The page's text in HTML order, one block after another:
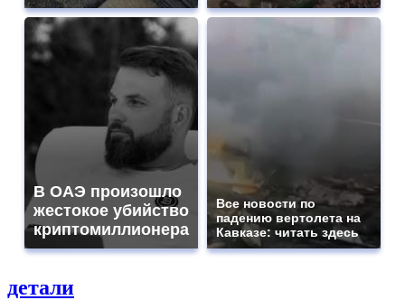
В ОАЭ произошло
жестокое убийство
криптомиллионера
Все новости по
падению вертолета на
Кавказе: читать здесь
детали